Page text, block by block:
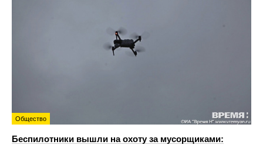
Общество
Беспилотники вышли на охоту за мусорщиками: